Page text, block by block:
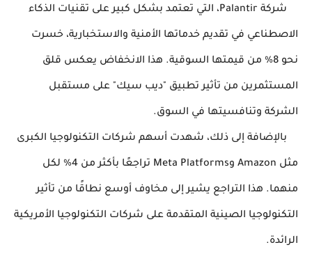
شركة Palantir، التي تعتمد بشكل كبير على تقنيات الذكاء
الاصطناعي في تقديم خدماتها الأمنية والاستخبارية، خسرت
نحو 8% من قيمتها السوقية. هذا الانخفاض يعكس قلق
المستثمرين من تأثير تطبيق "ديب سيك" على مستقبل
الشركة وتنافسيتها في السوق.
بالإضافة إلى ذلك، شهدت أسهم شركات التكنولوجيا الكبرى
مثل Amazon وMeta Platforms تراجعًا بأكثر من 4% لكل
منهما. هذا التراجع يشير إلى مخاوف أوسع نطاقًا من تأثير
التكنولوجيا الصينية المتقدمة على شركات التكنولوجيا الأمريكية
الرائدة.